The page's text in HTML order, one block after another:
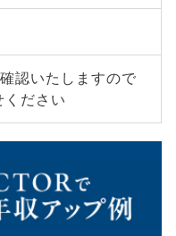
認いたしますので
ください